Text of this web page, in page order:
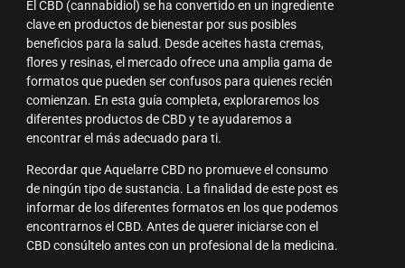
El CBD (cannabidiol) se ha convertido en un ingrediente
clave en productos de bienestar por sus posibles
beneficios para la salud. Desde aceites hasta cremas,
flores y resinas, el mercado ofrece una amplia gama de
formatos que pueden ser confusos para quienes recién
comienzan. En esta guía completa, exploraremos los
diferentes productos de CBD y te ayudaremos a
encontrar el más adecuado para ti.
Recordar que Aquelarre CBD no promueve el consumo
de ningún tipo de sustancia. La finalidad de este post es
informar de los diferentes formatos en los que podemos
encontrarnos el CBD. Antes de querer iniciarse con el
CBD consúltelo antes con un profesional de la medicina.